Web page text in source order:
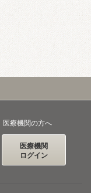
医療機関の方へ
医療機関
ログイン